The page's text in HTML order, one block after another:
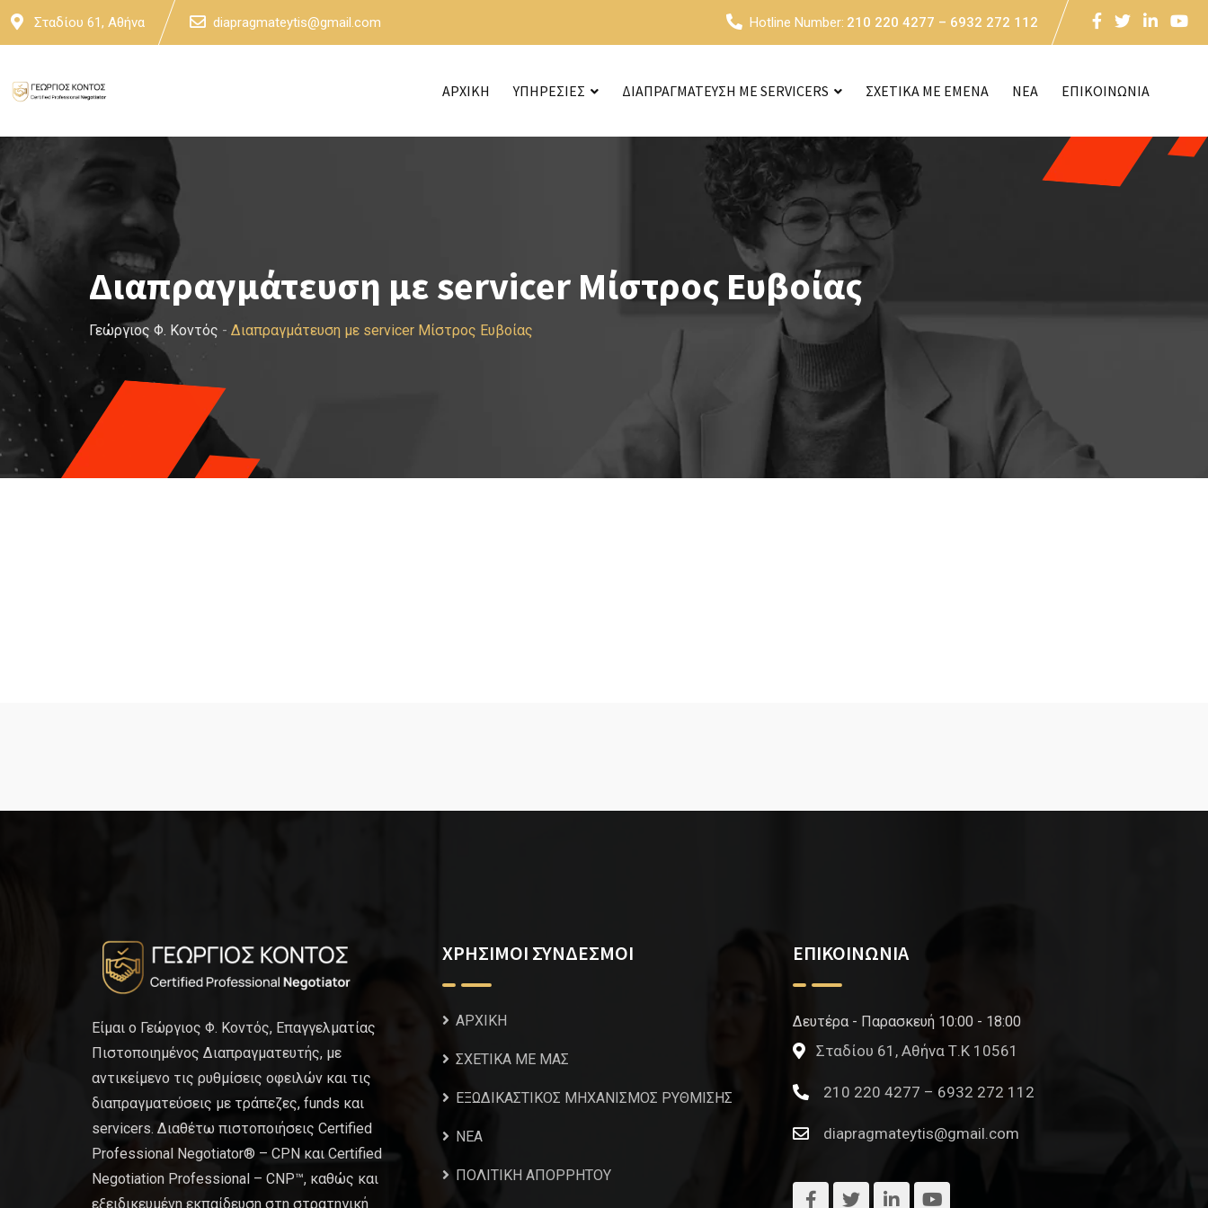
Skip
Σταδίου 61, Αθήνα diapragmateytis@gmail.com Hotline Number: 210 220 4277 – 6932 272 112
ΑΡΧΙΚΗ ΥΠΗΡΕΣΙΕΣ ΔΙΑΠΡΑΓΜΑΤΕΥΣΗ ΜΕ SERVICERS ΣΧΕΤΙΚΑ ΜΕ ΕΜΕΝΑ NEA ΕΠΙΚΟΙΝΩΝΙΑ
Διαπραγμάτευση με servicer Μίστρος Ευβοίας
Γεώργιος Φ. Κοντός - Διαπραγμάτευση με servicer Μίστρος Ευβοίας
Είμαι ο Γεώργιος Φ. Κοντός, Επαγγελματίας
Πιστοποιημένος Διαπραγματευτής, με
αντικείμενο τις ρυθμίσεις οφειλών και τις
διαπραγματεύσεις με τράπεζες, funds και
servicers. Διαθέτω πιστοποιήσεις Certified
Professional Negotiator® – CPN και Certified
Negotiation Professional – CNP™, καθώς και
εξειδικευμένη εκπαίδευση στη στρατηγική
ΧΡΗΣΙΜΟΙ ΣΥΝΔΕΣΜΟΙ
ΑΡΧΙΚΗ
ΣΧΕΤΙΚΑ ΜΕ ΜΑΣ
ΕΞΩΔΙΚΑΣΤΙΚΟΣ ΜΗΧΑΝΙΣΜΟΣ ΡΥΘΜΙΣΗΣ
NEA
ΠΟΛΙΤΙΚΗ ΑΠΟΡΡΗΤΟΥ
ΕΠΙΚΟΙΝΩΝΙΑ
Δευτέρα - Παρασκευή 10:00 - 18:00
Σταδίου 61, Αθήνα Τ.Κ 10561
210 220 4277 – 6932 272 112
diapragmateytis@gmail.com